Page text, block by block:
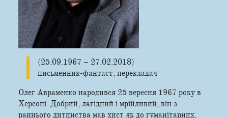
(25.09.1967 – 27.02.2018)
письменник-­фантаст, перекладач
Олег Авраменко народився 25 вересня 1967 року в
Херсоні. Добрий, лагідний і мрійливий, він з
раннього дитинства мав хист як до гуманітарних,